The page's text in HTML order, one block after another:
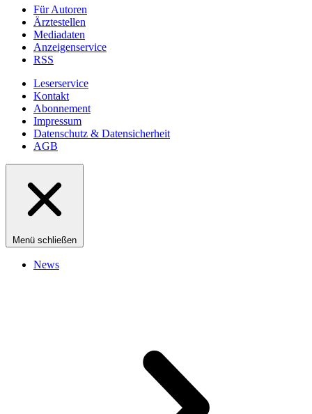
Für Autoren
Ärztestellen
Mediadaten
Anzeigenservice
RSS
Leserservice
Kontakt
Abonnement
Impressum
Datenschutz & Datensicherheit
AGB
Menü schließen
News